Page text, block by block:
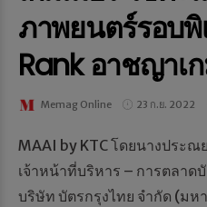
ภาพยนตร์รอบพิ
Rank อาชญาเ
Memag Online 23 ก.ย. 2022
MAAI by KTC โดยนางประ
เจ้าหน้าที่บริหาร – การตลาด
บริษัท บัตรกรุงไทย จำกัด (มห